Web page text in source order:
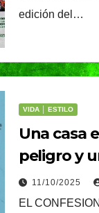
edición del…
VIDA │ ESTILO
Una casa
peligro y
11/10/2025
EL